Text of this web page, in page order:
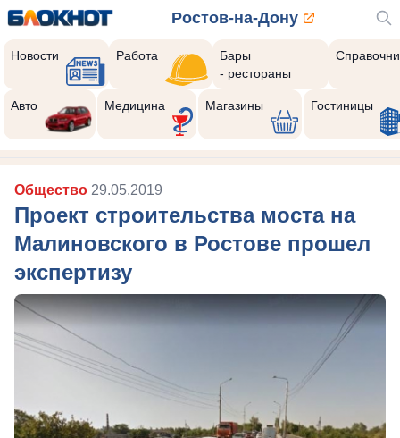
Ростов-на-Дону
Новости Работа
Бары
- рестораны
Авто Медицина Магазины Гостиницы
Общество 29.05.2019
Проект строительства моста на
Малиновского в Ростове прошел
экспертизу
Реклама закроется через:
РЕКЛАМА • BETTEX.RU